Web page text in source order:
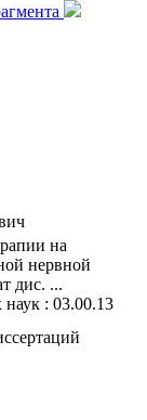
на
нервной
дис. ...
наук : 03.00.13